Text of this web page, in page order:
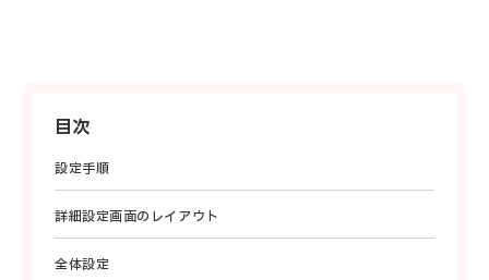
目次
設定手順
詳細設定画面のレイアウト
全体設定